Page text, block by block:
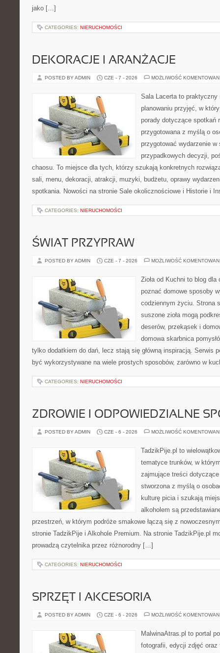
jako […]
CATEGORIES: NIERUCHOMOŚCI
DEKORACJE I ARANŻACJE
POSTED BY ADMIN CZE - 7 - 2026 MOŻLIWOŚĆ
Sala Lacerta to praktyczny
planowaniu przyjęć, w
porady dotyczące spotkań
przygotowana z myślą o
przygotować wydarzenie
przypadkowych decyzji,
chaosu. To miejsce dla tych, którzy szukają konkretnych
sali, menu, dekoracji, atrakcji, muzyki, budżetu, oprawy
spotkania. Nowości na stronie Sale okolicznościowe i Historie i
CATEGORIES: NIERUCHOMOŚCI
ŚWIAT PRZYPRAW
POSTED BY ADMIN CZE - 7 - 2026 MOŻLIWOŚĆ
Zioła od Kuchni to blog
poznać domowe sposoby
codziennym życiu. Strona
suszone zioła mogą
deserów, przekąsek i
domowa skarbnica
tylko dodatkiem do dań, lecz stają się główną inspiracją. Serwis
być wykorzystywane na wiele prostych sposobów, zarówno w
CATEGORIES: NIERUCHOMOŚCI
ZDROWIE I ODPOWIEDZIALNE
POSTED BY ADMIN CZE - 6 - 2026 MOŻLIWOŚĆ
TadzikPije.pl to
tematyce trunków, w
zajmujące treści dotyczące
stworzona z myślą o
kulturę picia i szukają
alkoholem są
przestrzeń, w którym podróże smakowe łączą się z
stronie TadzikPije i Alkohole Premium. Na stronie TadzikPije.pl
prowadzą czytelnika przez różnorodny […]
CATEGORIES: NIERUCHOMOŚCI
SPRZĘT I AKCESORIA
POSTED BY ADMIN CZE - 6 - 2026 MOŻLIWOŚĆ
MalwinaAtras.pl to portal
fotografii, edycji zdjęć oraz